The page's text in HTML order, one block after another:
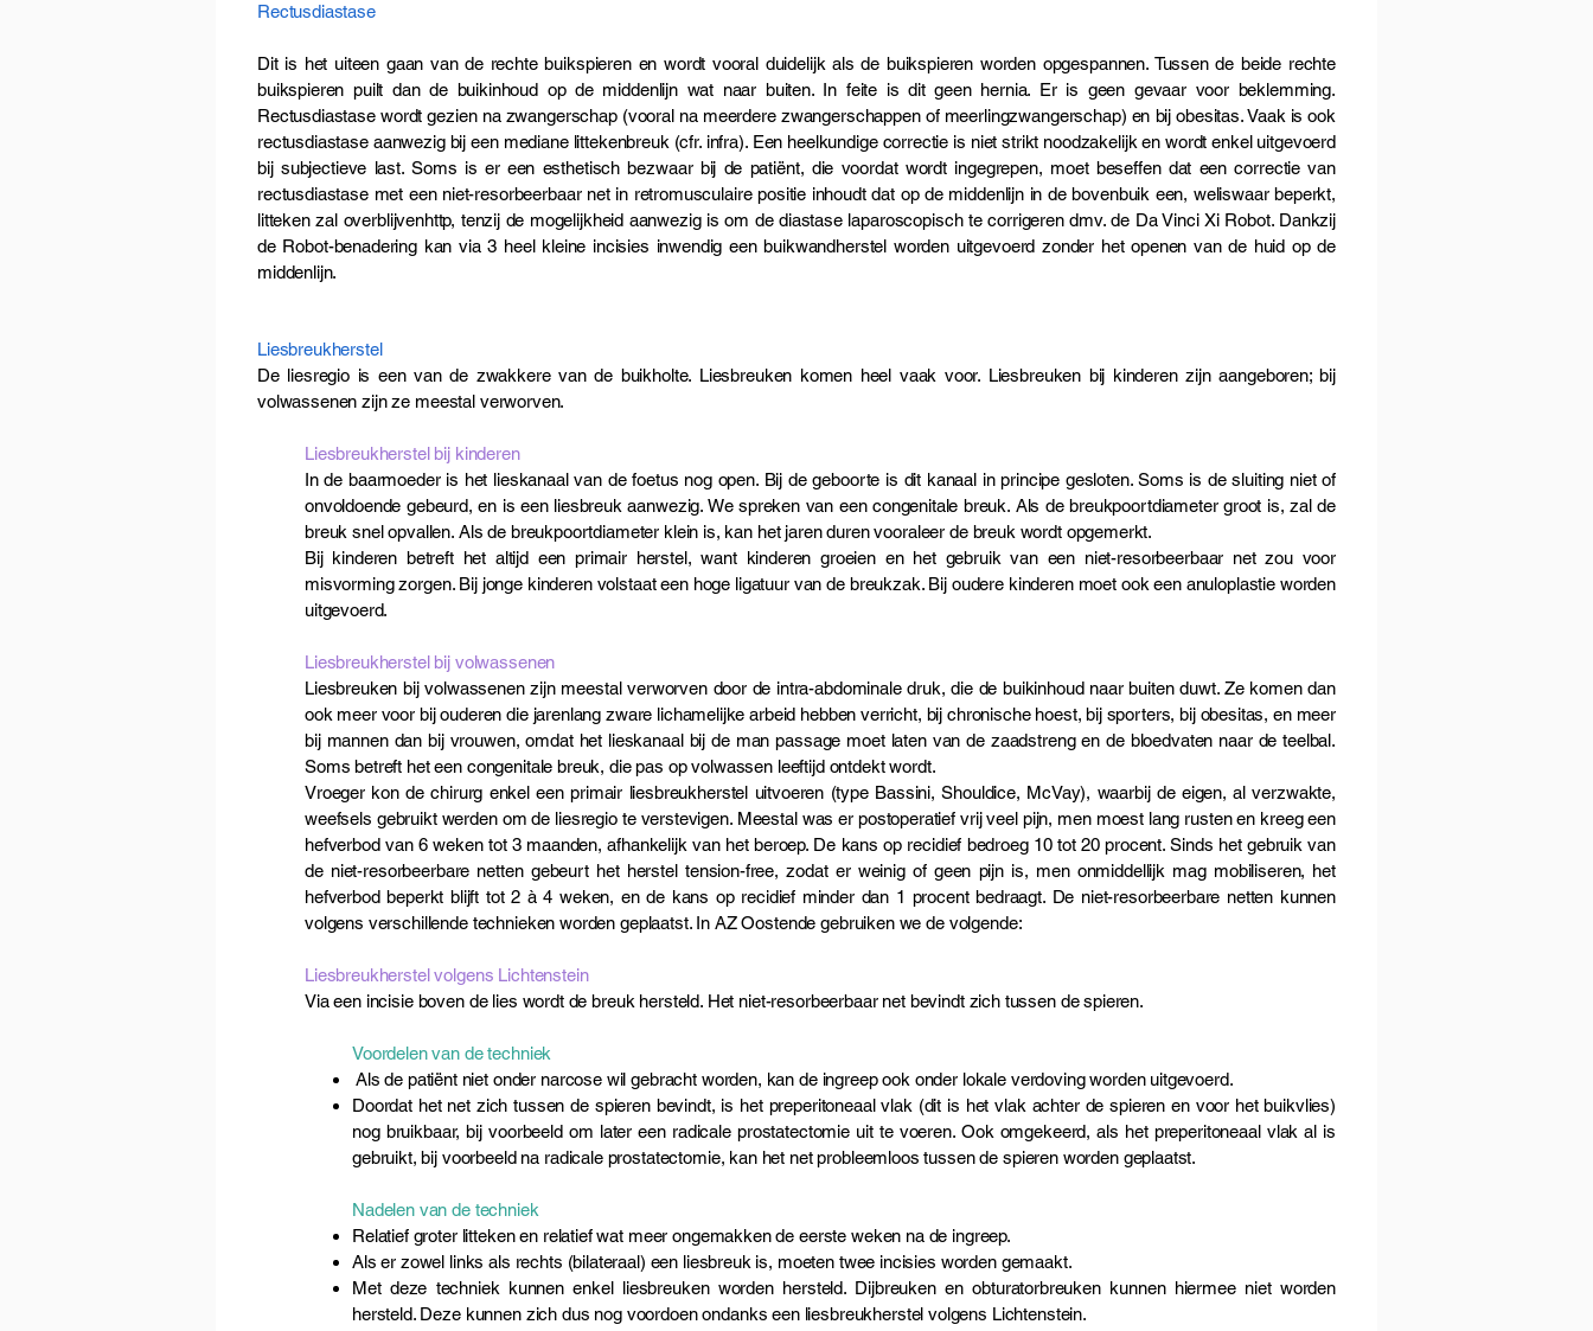
Rectusdiastase
Dit is het uiteen gaan van de rechte buikspieren en wordt vooral duidelijk als de buikspieren worden opgespannen. Tussen de beide rechte
buikspieren puilt dan de buikinhoud op de middenlijn wat naar buiten. In feite is dit geen hernia. Er is geen gevaar voor beklemming.
Rectusdiastase wordt gezien na zwangerschap (vooral na meerdere zwangerschappen of meerlingzwangerschap) en bij obesitas. Vaak is ook
rectusdiastase aanwezig bij een mediane littekenbreuk (cfr. infra). Een heelkundige correctie is niet strikt noodzakelijk en wordt enkel uitgevoerd
bij subjectieve last. Soms is er een esthetisch bezwaar bij de patiënt, die voordat wordt ingegrepen, moet beseffen dat een correctie van
rectusdiastase met een niet-resorbeerbaar net in retromusculaire positie inhoudt dat op de middenlijn in de bovenbuik een, weliswaar beperkt,
litteken zal overblijvenhttp, tenzij de mogelijkheid aanwezig is om de diastase laparoscopisch te corrigeren dmv. de Da Vinci Xi Robot. Dankzij
de Robot-benadering kan via 3 heel kleine incisies inwendig een buikwandherstel worden uitgevoerd zonder het openen van de huid op de
middenlijn.
Liesbreukherstel
De liesregio is een van de zwakkere van de buikholte. Liesbreuken komen heel vaak voor. Liesbreuken bij kinderen zijn aangeboren; bij
volwassenen zijn ze meestal verworven.
Liesbreukherstel bij kinderen
In de baarmoeder is het lieskanaal van de foetus nog open. Bij de geboorte is dit kanaal in principe gesloten. Soms is de sluiting niet of
onvoldoende gebeurd, en is een liesbreuk aanwezig. We spreken van een congenitale breuk. Als de breukpoortdiameter groot is, zal de
breuk snel opvallen. Als de breukpoortdiameter klein is, kan het jaren duren vooraleer de breuk wordt opgemerkt.
Bij kinderen betreft het altijd een primair herstel, want kinderen groeien en het gebruik van een niet-resorbeerbaar net zou voor
misvorming zorgen. Bij jonge kinderen volstaat een hoge ligatuur van de breukzak. Bij oudere kinderen moet ook een anuloplastie worden
uitgevoerd.
Liesbreukherstel bij volwassenen
Liesbreuken bij volwassenen zijn meestal verworven door de intra-abdominale druk, die de buikinhoud naar buiten duwt. Ze komen dan
ook meer voor bij ouderen die jarenlang zware lichamelijke arbeid hebben verricht, bij chronische hoest, bij sporters, bij obesitas, en meer
bij mannen dan bij vrouwen, omdat het lieskanaal bij de man passage moet laten van de zaadstreng en de bloedvaten naar de teelbal.
Soms betreft het een congenitale breuk, die pas op volwassen leeftijd ontdekt wordt.
Vroeger kon de chirurg enkel een primair liesbreukherstel uitvoeren (type Bassini, Shouldice, McVay), waarbij de eigen, al verzwakte,
weefsels gebruikt werden om de liesregio te verstevigen. Meestal was er postoperatief vrij veel pijn, men moest lang rusten en kreeg een
hefverbod van 6 weken tot 3 maanden, afhankelijk van het beroep. De kans op recidief bedroeg 10 tot 20 procent. Sinds het gebruik van
de niet-resorbeerbare netten gebeurt het herstel tension-free, zodat er weinig of geen pijn is, men onmiddellijk mag mobiliseren, het
hefverbod beperkt blijft tot 2 à 4 weken, en de kans op recidief minder dan 1 procent bedraagt. De niet-resorbeerbare netten kunnen
volgens verschillende technieken worden geplaatst. In AZ Oostende gebruiken we de volgende:
Liesbreukherstel volgens Lichtenstein
Via een incisie boven de lies wordt de breuk hersteld. Het niet-resorbeerbaar net bevindt zich tussen de spieren.
Voordelen van de techniek
Als de patiënt niet onder narcose wil gebracht worden, kan de ingreep ook onder lokale verdoving worden uitgevoerd.
Doordat het net zich tussen de spieren bevindt, is het preperitoneaal vlak (dit is het vlak achter de spieren en voor het buikvlies)
nog bruikbaar, bij voorbeeld om later een radicale prostatectomie uit te voeren. Ook omgekeerd, als het preperitoneaal vlak al is
gebruikt, bij voorbeeld na radicale prostatectomie, kan het net probleemloos tussen de spieren worden geplaatst.
Nadelen van de techniek
Relatief groter litteken en relatief wat meer ongemakken de eerste weken na de ingreep.
Als er zowel links als rechts (bilateraal) een liesbreuk is, moeten twee incisies worden gemaakt.
Met deze techniek kunnen enkel liesbreuken worden hersteld. Dijbreuken en obturatorbreuken kunnen hiermee niet worden
hersteld. Deze kunnen zich dus nog voordoen ondanks een liesbreukherstel volgens Lichtenstein.